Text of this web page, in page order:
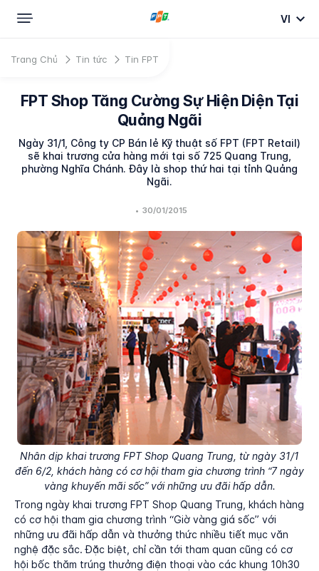
VI
Trang Chủ Tin tức Tin FPT
FPT Shop Tăng Cường Sự Hiện Diện Tại
Quảng Ngãi
Ngày 31/1, Công ty CP Bán lẻ Kỹ thuật số FPT (FPT Retail)
sẽ khai trương cửa hàng mới tại số 725 Quang Trung,
phường Nghĩa Chánh. Đây là shop thứ hai tại tỉnh Quảng
Ngãi.
• 30/01/2015
Nhân dịp khai trương FPT Shop Quang Trung, từ ngày 31/1
đến 6/2, khách hàng có cơ hội tham gia chương trình “7 ngày
vàng khuyến mãi sốc” với những ưu đãi hấp dẫn.
Trong ngày khai trương FPT Shop Quang Trung, khách hàng
có cơ hội tham gia chương trình “Giờ vàng giá sốc” với
những ưu đãi hấp dẫn và thưởng thức nhiều tiết mục văn
nghệ đặc sắc. Đặc biệt, chỉ cần tới tham quan cũng có cơ
hội bốc thăm trúng thưởng điện thoại vào các khung 10h30